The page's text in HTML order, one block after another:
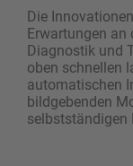
Die
Erwartungen an
Diagnostik und
oben schnellen
automatischen
bildgebenden